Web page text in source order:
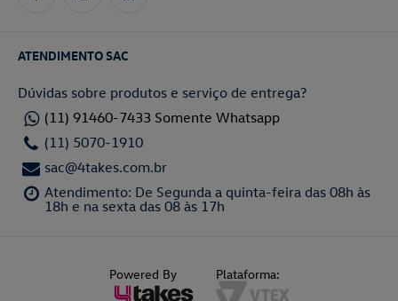
ATENDIMENTO SAC
Dúvidas sobre produtos e serviço de entrega?
(11) 91460-7433 Somente Whatsapp
(11) 5070-1910
sac@4takes.com.br
Atendimento: De Segunda a quinta-feira das 08h às
18h e na sexta das 08 às 17h
Powered By Plataforma: